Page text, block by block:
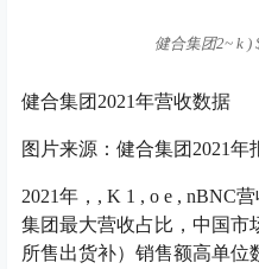
健合集团2~ k )
健合集团2021年营收数据
图片来源：健合集团2021年
2021年， , K 1 , o e , nBNC营
集团最大营收占比，中国市
所售出货补）销售额高单位